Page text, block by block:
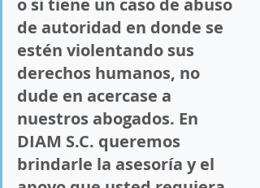
o si tiene un caso de abuso
de autoridad en donde se
estén violentando sus
derechos humanos, no
dude en acercase a
nuestros abogados. En
DIAM S.C. queremos
brindarle la asesoría y el